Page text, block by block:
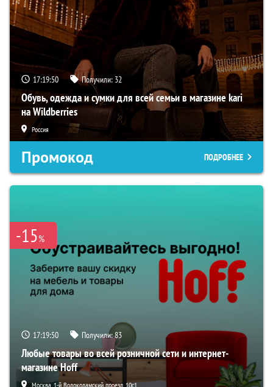
17:19:49 Получили: 32
Обувь, одежда и сумки для всей семьи в магазине kari
на Wildberries
Россия
Промокод ПОДРОБНЕЕ
-15%
17:19:49 Получили:83
Любые товары во всей розничной сети и интернет-
магазине Hoff
Москва, 1-й Волоколамский проезд, 10с1